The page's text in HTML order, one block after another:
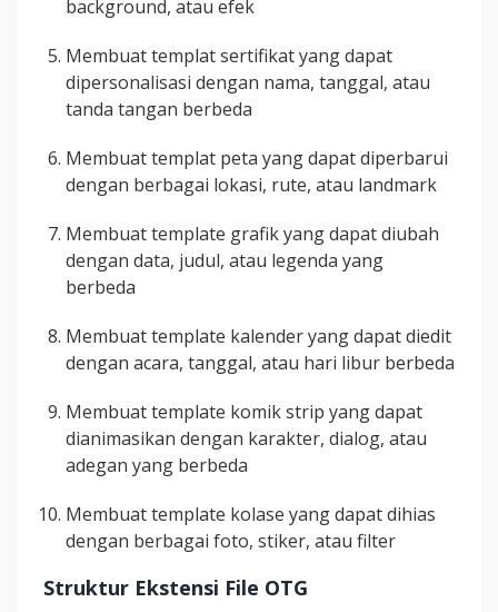
background, atau efek
Membuat templat sertifikat yang dapat
dipersonalisasi dengan nama, tanggal, atau
tanda tangan berbeda
Membuat templat peta yang dapat diperbarui
dengan berbagai lokasi, rute, atau landmark
Membuat template grafik yang dapat diubah
dengan data, judul, atau legenda yang
berbeda
Membuat template kalender yang dapat diedit
dengan acara, tanggal, atau hari libur berbeda
Membuat template komik strip yang dapat
dianimasikan dengan karakter, dialog, atau
adegan yang berbeda
Membuat template kolase yang dapat dihias
dengan berbagai foto, stiker, atau filter
Struktur Ekstensi File OTG